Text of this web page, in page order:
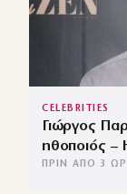
CELEBRITIES
Γιώργος
ηθοποιός –
ΠΡΙΝ ΑΠΌ 3